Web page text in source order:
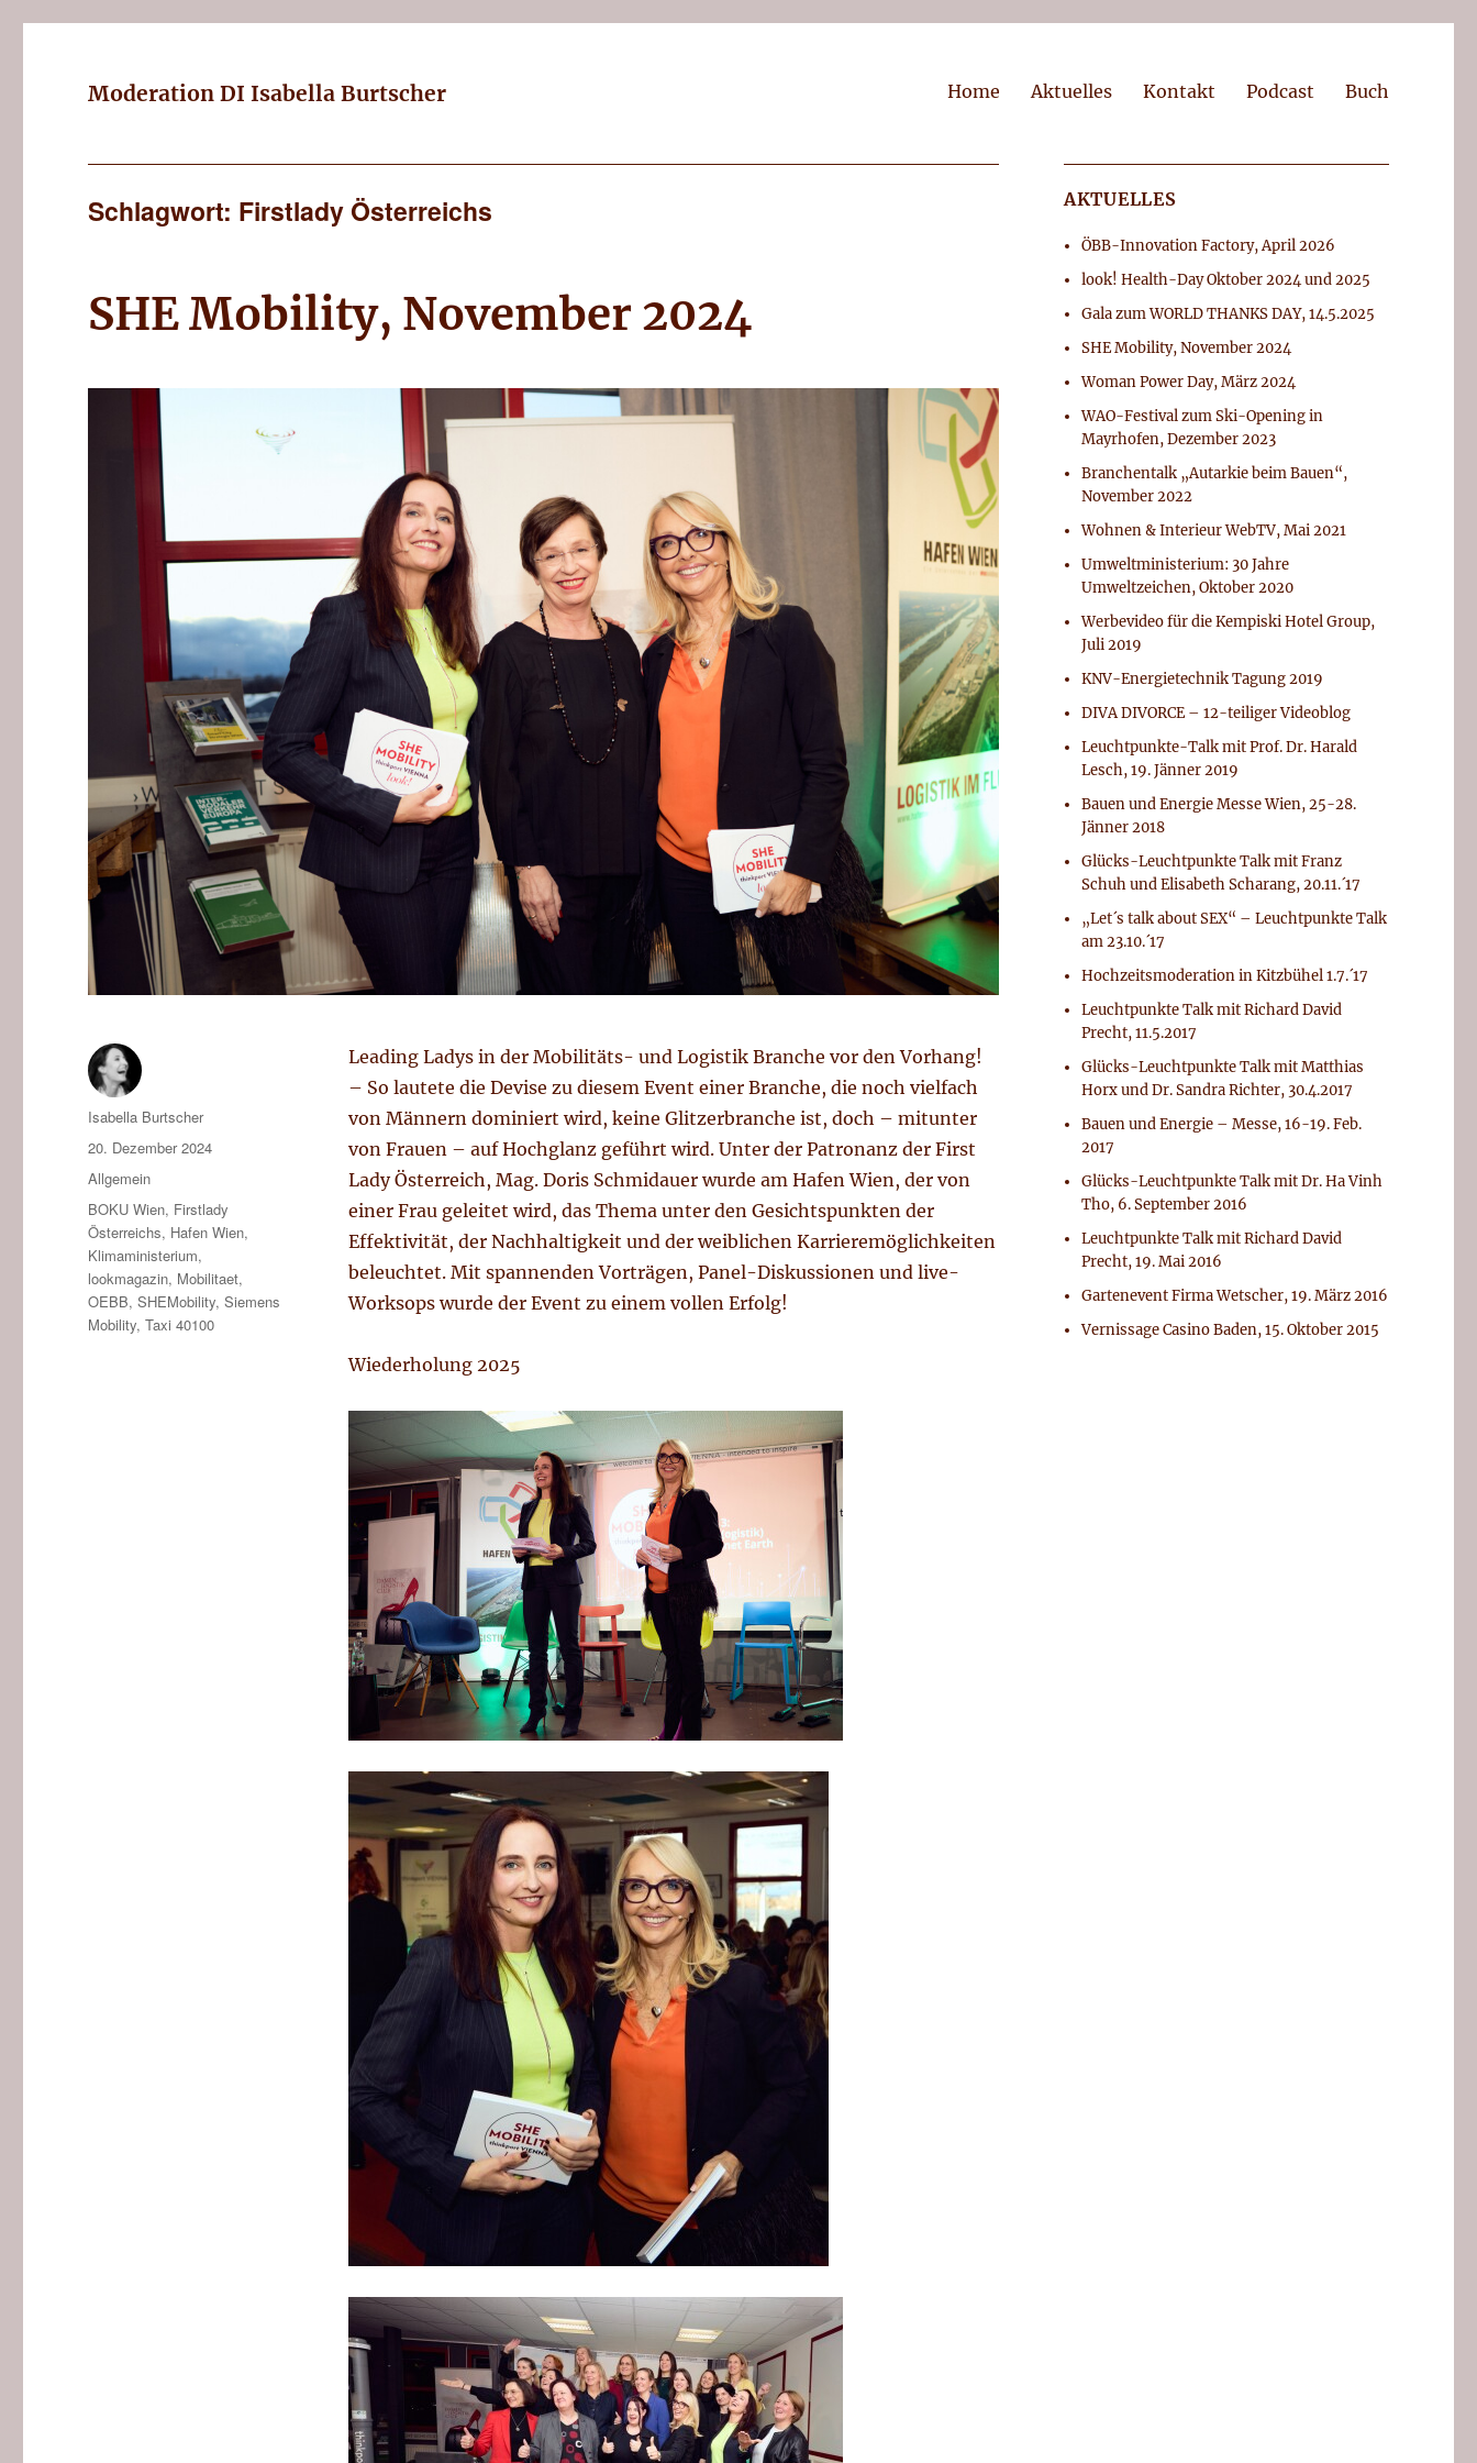
Moderation DI Isabella Burtscher Home Aktuelles Kontakt Podcast Buch
Schlagwort: Firstlady Österreichs
SHE Mobility, November 2024
Leading Ladys in der Mobilitäts- und Logistik Branche vor den Vorhang!
– So lautete die Devise zu diesem Event einer Branche, die noch vielfach
von Männern dominiert wird, keine Glitzerbranche ist, doch – mitunter
von Frauen – auf Hochglanz geführt wird. Unter der Patronanz der First
Lady Österreich, Mag. Doris Schmidauer wurde am Hafen Wien, der von
einer Frau geleitet wird, das Thema unter den Gesichtspunkten der
Effektivität, der Nachhaltigkeit und der weiblichen Karrieremöglichkeiten
beleuchtet. Mit spannenden Vorträgen, Panel-Diskussionen und live-
Worksops wurde der Event zu einem vollen Erfolg!
Wiederholung 2025
Autor
Isabella Burtscher
Veröffentlicht
am
20. Dezember 2024
Kategorien
Allgemein
Tags
BOKU Wien, Firstlady
Österreichs, Hafen Wien,
Klimaministerium,
lookmagazin, Mobilitaet,
OEBB,SHEMobility,Siemens
Mobility,Taxi 40100
AKTUELLES
ÖBB-Innovation Factory, April 2026
look! Health-Day Oktober 2024 und 2025
Gala zum WORLD THANKS DAY, 14.5.2025
SHE Mobility, November 2024
Woman Power Day, März 2024
WAO-Festival zum Ski-Opening in
Mayrhofen, Dezember 2023
Branchentalk „Autarkie beim Bauen“,
November 2022
Wohnen & Interieur WebTV, Mai 2021
Umweltministerium: 30 Jahre
Umweltzeichen, Oktober 2020
Werbevideo für die Kempiski Hotel Group,
Juli 2019
KNV-Energietechnik Tagung 2019
DIVA DIVORCE – 12-teiliger Videoblog
Leuchtpunkte-Talk mit Prof. Dr. Harald
Lesch, 19. Jänner 2019
Bauen und Energie Messe Wien, 25-28.
Jänner 2018
Glücks-Leuchtpunkte Talk mit Franz
Schuh und Elisabeth Scharang, 20.11.´17
„Let´s talk about SEX“ – Leuchtpunkte Talk
am 23.10.´17
Hochzeitsmoderation in Kitzbühel 1.7.´17
Leuchtpunkte Talk mit Richard David
Precht, 11.5.2017
Glücks-Leuchtpunkte Talk mit Matthias
Horx und Dr. Sandra Richter, 30.4.2017
Bauen und Energie – Messe, 16-19. Feb.
2017
Glücks-Leuchtpunkte Talk mit Dr. Ha Vinh
Tho, 6. September 2016
Leuchtpunkte Talk mit Richard David
Precht, 19. Mai 2016
Gartenevent Firma Wetscher, 19. März 2016
Vernissage Casino Baden, 15. Oktober 2015